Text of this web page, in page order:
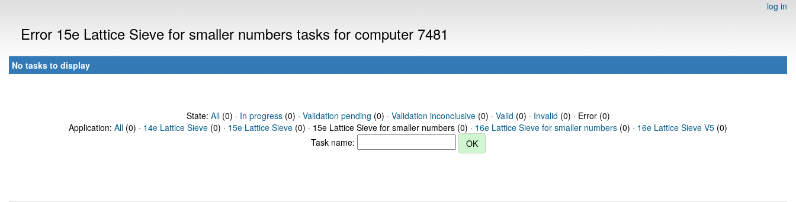
log in
Error 15e Lattice Sieve for smaller numbers tasks for computer 7481
No tasks to display
State: All(0) · In progress(0) · Validation pending (0) · Validation inconclusive(0) · Valid (0) · Invalid (0) · Error (0)
Application: All (0) · 14e Lattice Sieve (0) · 15e Lattice Sieve (0) · 15e Lattice Sieve for smaller numbers (0) · 16e Lattice Sieve for smaller numbers (0) · 16e Lattice Sieve V5 (0)
Task name: